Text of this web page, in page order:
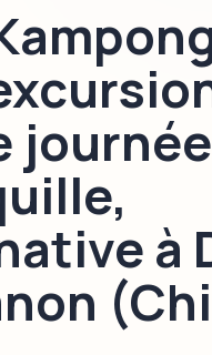
journée
à